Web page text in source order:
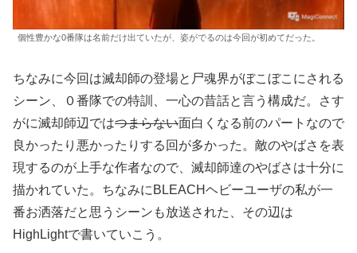
個性豊かな0番隊は名前だけ出ていたが、姿がでるのは今回が初めてだった。
ちなみに今回は滅却師の登場と尸魂界がぼこぼこにされる
シーン、０番隊での特訓、一心の昔話と言う構成だ。さす
がに滅却師辺ではつまらない面白くなる前のパートなので
良かったり悪かったりする回が多かった。敵のやばさを表
現するのが上手な作者なので、滅却師達のやばさは十分に
描かれていた。ちなみにBLEACHヘビーユーザの私が一
番お洒落だと思うシーンも放送された、その辺は
HighLightで書いていこう。